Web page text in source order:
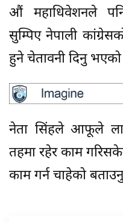
औं महाधिवेशनले
सुम्पिए नेपाली
हुने चेतावनी दिनु भएको
नेता सिंहले आफूले
तहमा रहेर काम
काम गर्न चाहेको